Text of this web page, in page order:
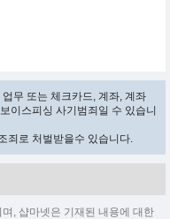
무 또는 체크카드, 계좌, 계좌
이스피싱 사기범죄일 수 있습니
죄로 처벌받을수 있습니다.
, 샵마넷은 기재된 내용에 대한